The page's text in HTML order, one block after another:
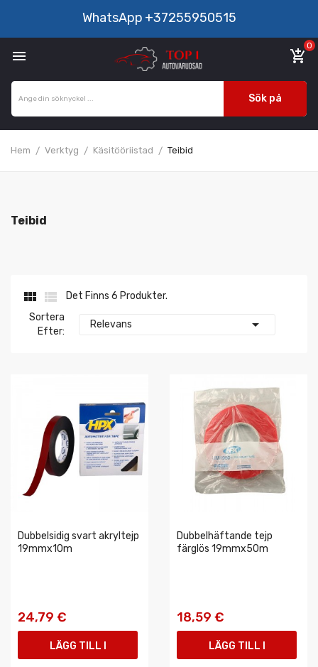
WhatsApp +37255950515
 add_shopping_cart
0
Sök på
Hem Verktyg Käsitööriistad Teibid
Teibid
 
Det Finns 6 Produkter.
Sortera
Efter:
Relevans 
Dubbelsidig svart akryltejp
19mmx10m
24,79 €
LÄGG TILL I
Dubbelhäftande tejp
färglös 19mmx50m
18,59 €
LÄGG TILL I